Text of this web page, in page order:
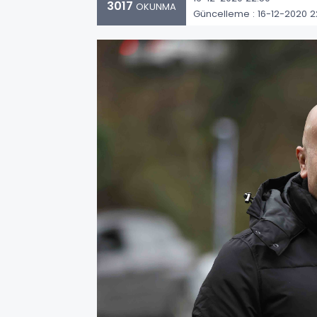
3017 OKUNMA
Güncelleme : 16-12-2020